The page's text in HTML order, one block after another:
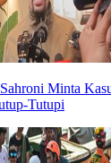
Sahroni Minta
Tutupi